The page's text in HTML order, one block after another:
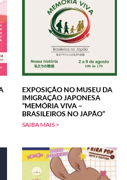
EXPOSIÇÃO NO MUSEU DA
IMIGRAÇÃO JAPONESA
“MEMÓRIA VIVA –
BRASILEIROS NO JAPÃO”
SAIBA MAIS >